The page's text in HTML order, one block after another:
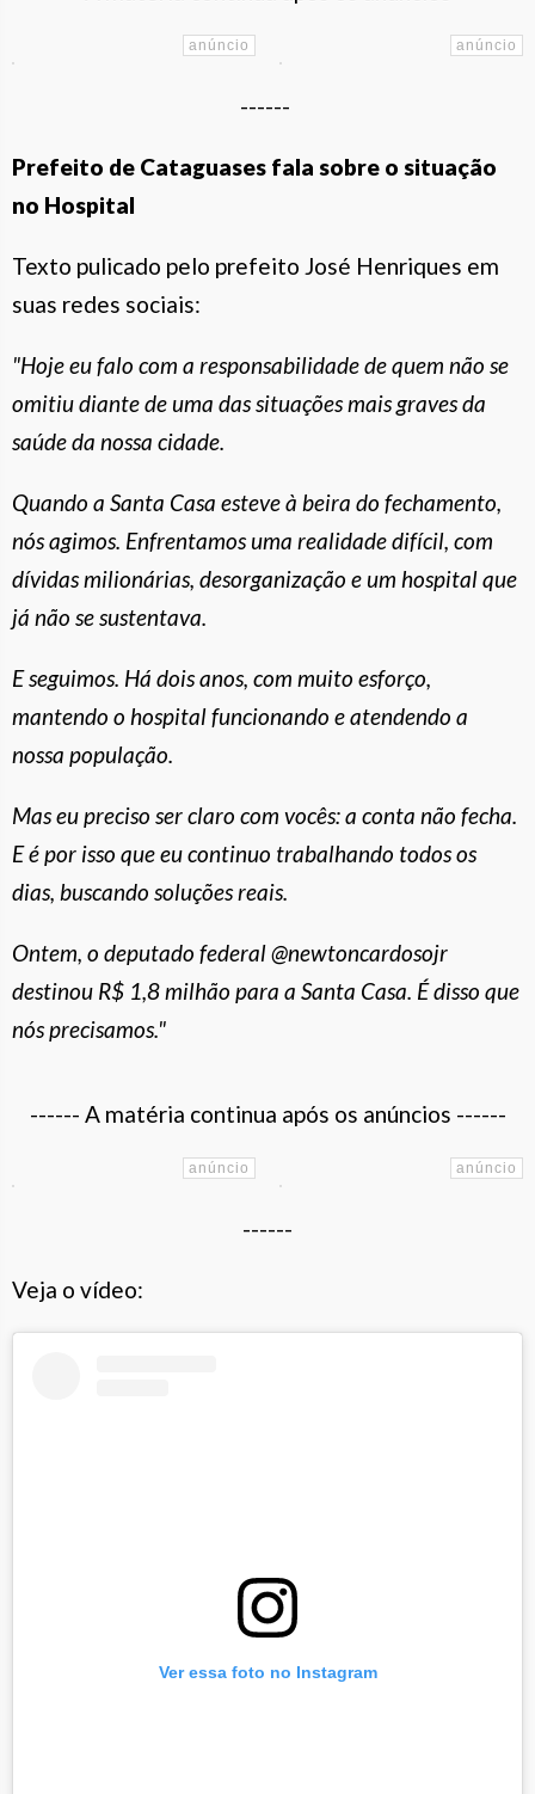
------
Prefeito de Cataguases fala sobre o situação
no Hospital
Texto pulicado pelo prefeito José Henriques em
suas redes sociais:
"Hoje eu falo com a responsabilidade de quem não se
omitiu diante de uma das situações mais graves da
saúde da nossa cidade.
Quando a Santa Casa esteve à beira do fechamento,
nós agimos. Enfrentamos uma realidade difícil, com
dívidas milionárias, desorganização e um hospital que
já não se sustentava.
E seguimos. Há dois anos, com muito esforço,
mantendo o hospital funcionando e atendendo a
nossa população.
Mas eu preciso ser claro com vocês: a conta não fecha.
E é por isso que eu continuo trabalhando todos os
dias, buscando soluções reais.
Ontem, o deputado federal @newtoncardosojr
destinou R$ 1,8 milhão para a Santa Casa. É disso que
nós precisamos."
------ A matéria continua após os anúncios ------
------
Veja o vídeo:
Ver essa foto no Instagram